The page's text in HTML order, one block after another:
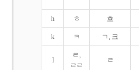
h ㅎ 흐
k ㅋ ㄱ, 크
l
ㄹ,
ㄹㄹ
ㄹ